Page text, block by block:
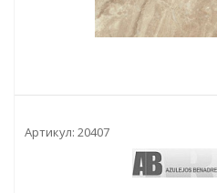
Артикул: 20407